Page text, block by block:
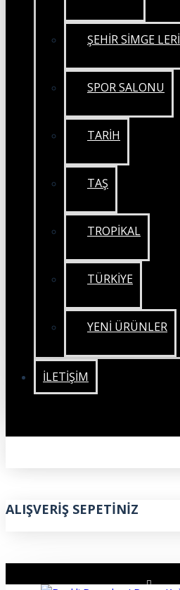
ŞEHİR SİMGE LERİ
SPOR SALONU
TARİH
TAŞ
TROPİKAL
TÜRKİYE
YENİ ÜRÜNLER
İLETIŞIM
ALIŞVERIŞ SEPETINIZ